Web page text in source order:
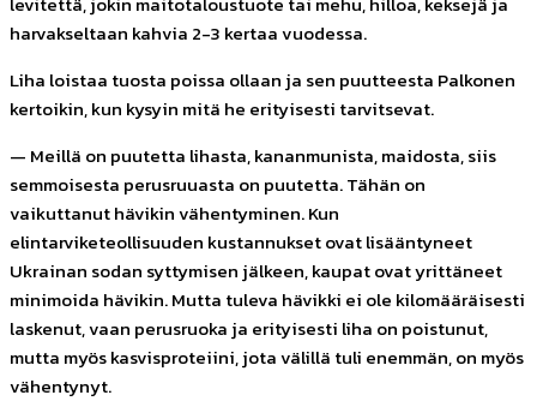
harvakseltaan kahvia 2-3 kertaa vuodessa.
Liha loistaa tuosta poissa ollaan ja sen puutteesta Palkonen
kertoikin, kun kysyin mitä he erityisesti tarvitsevat.
— Meillä on puutetta lihasta, kananmunista, maidosta, siis
semmoisesta perusruuasta on puutetta. Tähän on
vaikuttanut hävikin vähentyminen. Kun
elintarviketeollisuuden kustannukset ovat lisääntyneet
Ukrainan sodan syttymisen jälkeen, kaupat ovat yrittäneet
minimoida hävikin. Mutta tuleva hävikki ei ole kilomääräisesti
laskenut, vaan perusruoka ja erityisesti liha on poistunut,
mutta myös kasvisproteiini, jota välillä tuli enemmän, on myös
vähentynyt.